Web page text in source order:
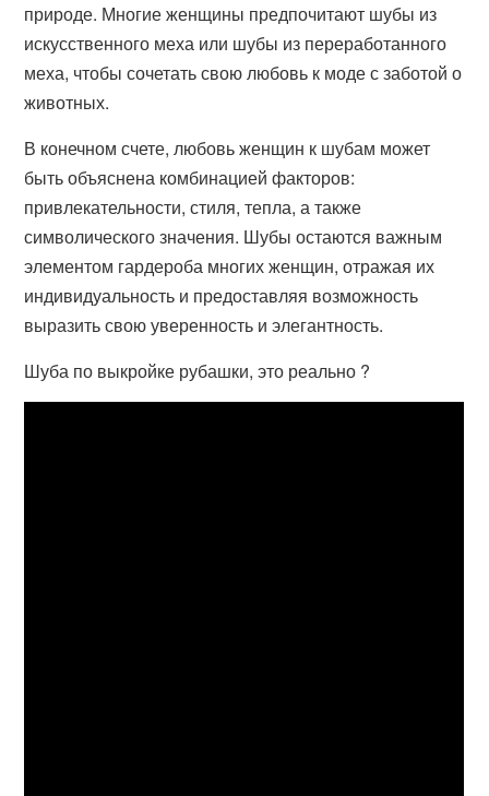
природе. Многие женщины предпочитают шубы из
искусственного меха или шубы из переработанного
меха, чтобы сочетать свою любовь к моде с заботой о
животных.
В конечном счете, любовь женщин к шубам может
быть объяснена комбинацией факторов:
привлекательности, стиля, тепла, а также
символического значения. Шубы остаются важным
элементом гардероба многих женщин, отражая их
индивидуальность и предоставляя возможность
выразить свою уверенность и элегантность.
Шуба по выкройке рубашки, это реально ?